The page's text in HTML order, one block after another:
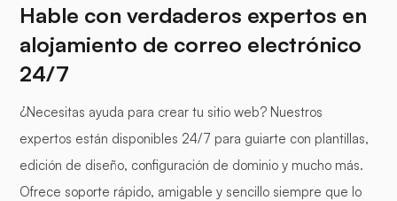
Hable con verdaderos expertos en
alojamiento de correo electrónico
24/7
¿Necesitas ayuda para crear tu sitio web? Nuestros
expertos están disponibles 24/7 para guiarte con plantillas,
edición de diseño, configuración de dominio y mucho más.
Ofrece soporte rápido, amigable y sencillo siempre que lo